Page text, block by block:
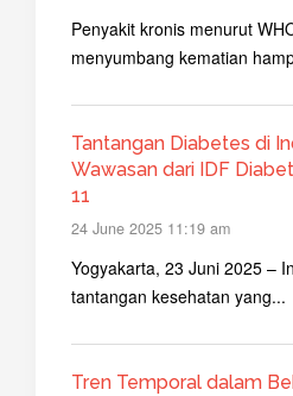
Penyakit kronis menurut
menyumbang kematian
Tantangan Diabetes di
Wawasan dari IDF
11
24 June 2025 11:19 am
Yogyakarta, 23 Juni 2025 –
tantangan kesehatan yang...
Tren Temporal dalam